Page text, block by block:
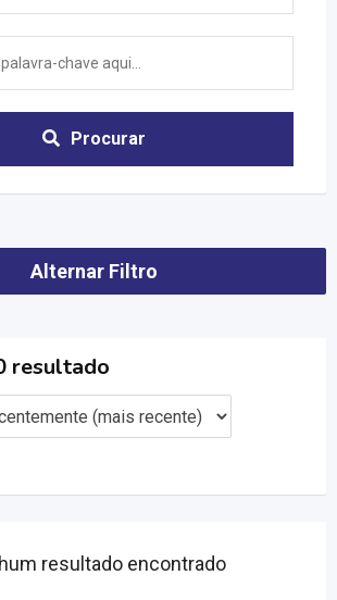
Procurar
Alternar Filtro
resultado
resultado encontrado